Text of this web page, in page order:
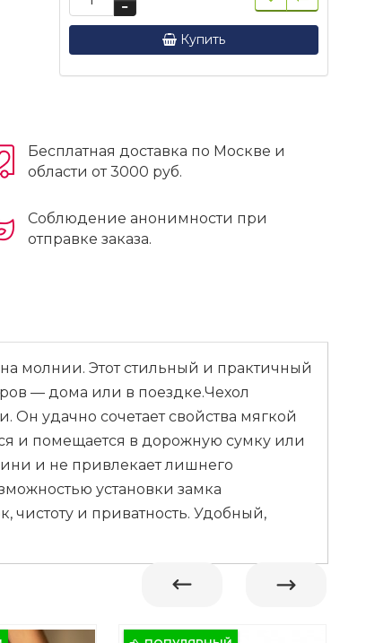
Купить
Бесплатная доставка по Москве и
области от 3000 руб.
Соблюдение анонимности при
отправке заказа.
молнии. Этот стильный и практичный
— дома или в поездке.Чехол
Он удачно сочетает свойства мягкой
и помещается в дорожную сумку или
и не привлекает лишнего
установки замка
чистоту и приватность. Удобный,